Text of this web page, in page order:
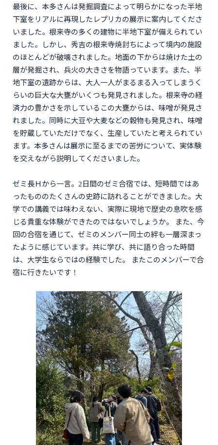
最後に、本多さんは発掘調査によって明らかになった半地
下室をリアルに再現したレプリカの展示に案内してくださ
いました。根来寺の多くの建物に半地下室が備えられてい
ました。しかし、秀吉の根来寺焼討ちによって境内の施設
のほとんどが破壊されました。地面の下からは焼けた土の
層が発掘され、兵火の大きさを物語っています。また、半
地下室の遺跡からは、大人一人がまるまる入ってしまうく
らいの巨大な大甕がいくつも発見されました。根来寺の経
済力の豊かさを示しているこの大甕からは、味噌が発見さ
れました。同時に大豆や大麦などの穀物も発見され、味噌
を貯蔵していただけでなく、生産していたと考えられてい
ます。本多さんは展示に至るまでの苦労について、実体験
を交えながら説明してくださいました。
ゼミ長Ｈから一言。2日間のゼミ合宿では、短時間ではあ
ったもののたくさんの史跡に訪れることができました。大
学での講義では味わえない、実際に現地で歴史の息吹を感
じる貴重な体験ができたのではないでしょうか。 また、今
回の合宿を通じて、ゼミのメンバー同士の絆も一層深まっ
たように感じています。共に学び、共に語り合った時間
は、大学生ならではの経験でした。 またこのメンバーで合
宿に行きたいです！